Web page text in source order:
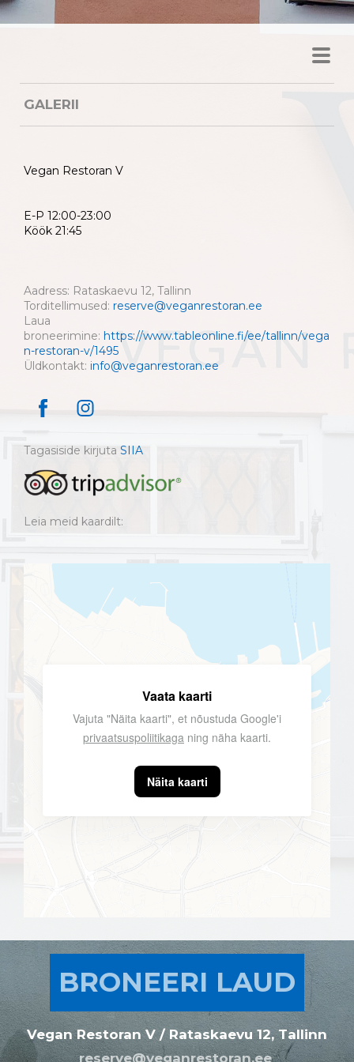
GALERII
Vegan Restoran V
E-P 12:00-23:00
Köök 21:45
Aadress: Rataskaevu 12, Tallinn
Torditellimused: reserve@veganrestoran.ee
Laua
broneerimine: https://www.tableonline.fi/ee/tallinn/vega
n-restoran-v/1495
Üldkontakt: info@veganrestoran.ee
Tagasiside kirjuta SIIA
Leia meid kaardilt:
Vaata kaarti
Vajuta "Näita kaarti", et nõustuda Google'i
privaatsuspoliitikaga ning näha kaarti.
Näita kaarti
BRONEERI LAUD
Vegan Restoran V / Rataskaevu 12, Tallinn
reserve@veganrestoran.ee